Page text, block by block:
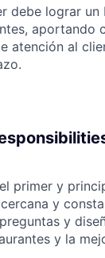
debe lograr
aportando
atención al
primer y
y
y
y la